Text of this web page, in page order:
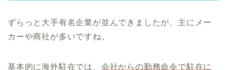
ずらっと大手有名企業が並んできましたが、主にメー
カーや商社が多いですね。
基本的に海外駐在では、 会社からの勤務命令で駐在に